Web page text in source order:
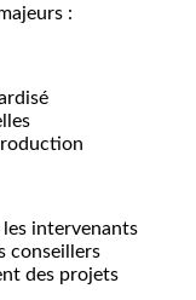
:
intervenants
conseillers
des projets